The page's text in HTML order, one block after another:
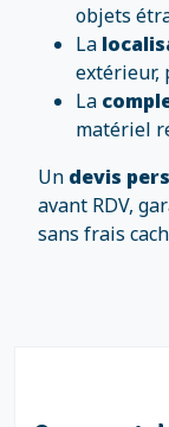
objets
La
extérieur,
La
matériel
Un devis
avant RDV,
sans frais